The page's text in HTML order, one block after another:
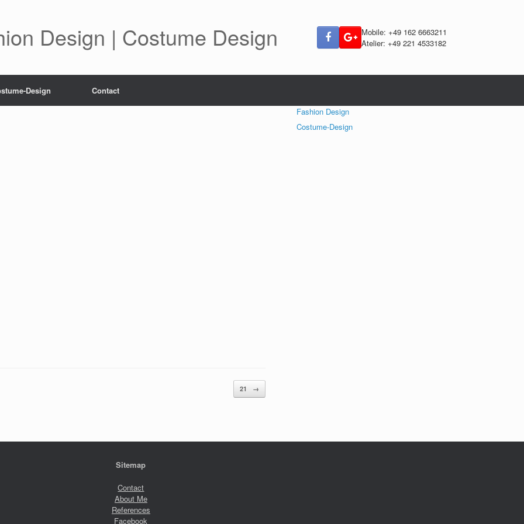
Design | Costume Design
Mobile: +49 162 6663211
Atelier: +49 221 4533182
Design Contact
21 →
Fashion Design
Costume-Design
Sitemap
Contact
About Me
References
Facebook